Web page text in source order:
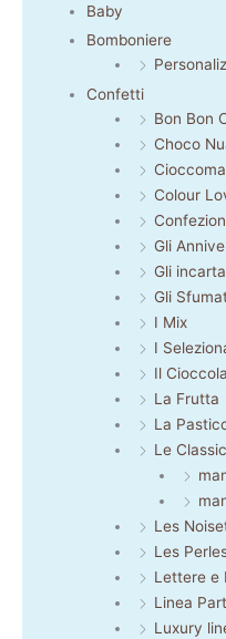
Baby
Bomboniere
Confetti
Bon Bon
Choco
Colour
Gli
Gli
Gli
I Mix
I
Il
La Frutta
La
Le
Les
Les
Lettere e
Linea
Luxury